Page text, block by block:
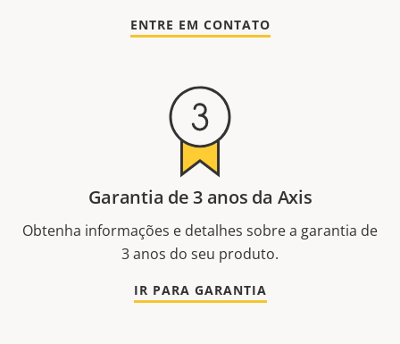
ENTRE EM CONTATO
Garantia de 3 anos da Axis
Obtenha informações e detalhes sobre a garantia de
3 anos do seu produto.
IR PARA GARANTIA